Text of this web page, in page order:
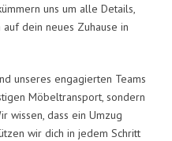
uns um alle Details,
dein neues Zuhause in
unseres engagierten Teams
Möbeltransport, sondern
wissen, dass ein Umzug
wir dich in jedem Schritt